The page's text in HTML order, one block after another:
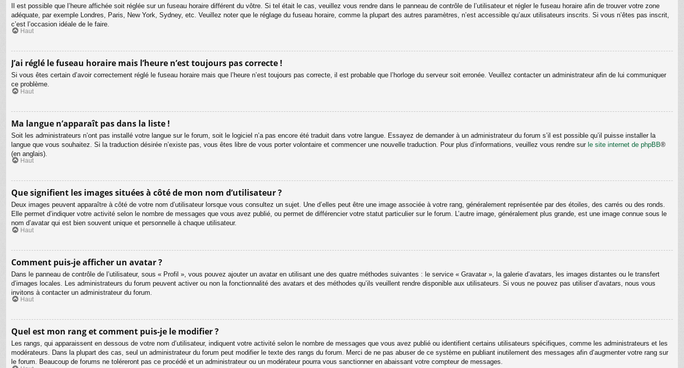
Il est possible que l’heure affichée soit réglée sur un fuseau horaire différent du vôtre. Si tel était le cas, veuillez vous rendre dans le panneau de contrôle de l’utilisateur et régler le fuseau horaire afin de trouver votre zone
adéquate, par exemple Londres, Paris, New York, Sydney, etc. Veuillez noter que le réglage du fuseau horaire, comme la plupart des autres paramètres, n’est accessible qu’aux utilisateurs inscrits. Si vous n’êtes pas inscrit,
c’est l’occasion idéale de le faire.
Haut
J’ai réglé le fuseau horaire mais l’heure n’est toujours pas correcte !
Si vous êtes certain d’avoir correctement réglé le fuseau horaire mais que l’heure n’est toujours pas correcte, il est probable que l’horloge du serveur soit erronée. Veuillez contacter un administrateur afin de lui communiquer
ce problème.
Haut
Ma langue n’apparaît pas dans la liste !
Soit les administrateurs n’ont pas installé votre langue sur le forum, soit le logiciel n’a pas encore été traduit dans votre langue. Essayez de demander à un administrateur du forum s’il est possible qu’il puisse installer la
langue que vous souhaitez. Si la traduction désirée n’existe pas, vous êtes libre de vous porter volontaire et commencer une nouvelle traduction. Pour plus d’informations, veuillez vous rendre sur le site internet de phpBB®
(en anglais).
Haut
Que signifient les images situées à côté de mon nom d’utilisateur ?
Deux images peuvent apparaître à côté de votre nom d’utilisateur lorsque vous consultez un sujet. Une d’elles peut être une image associée à votre rang, généralement représentée par des étoiles, des carrés ou des ronds.
Elle permet d’indiquer votre activité selon le nombre de messages que vous avez publié, ou permet de différencier votre statut particulier sur le forum. L’autre image, généralement plus grande, est une image connue sous le
nom d’avatar qui est bien souvent unique et personnelle à chaque utilisateur.
Haut
Comment puis-je afficher un avatar ?
Dans le panneau de contrôle de l’utilisateur, sous « Profil », vous pouvez ajouter un avatar en utilisant une des quatre méthodes suivantes : le service « Gravatar », la galerie d’avatars, les images distantes ou le transfert
d’images locales. Les administrateurs du forum peuvent activer ou non la fonctionnalité des avatars et des méthodes qu’ils veuillent rendre disponible aux utilisateurs. Si vous ne pouvez pas utiliser d’avatars, nous vous
invitons à contacter un administrateur du forum.
Haut
Quel est mon rang et comment puis-je le modifier ?
Les rangs, qui apparaissent en dessous de votre nom d’utilisateur, indiquent votre activité selon le nombre de messages que vous avez publié ou identifient certains utilisateurs spécifiques, comme les administrateurs et les
modérateurs. Dans la plupart des cas, seul un administrateur du forum peut modifier le texte des rangs du forum. Merci de ne pas abuser de ce système en publiant inutilement des messages afin d’augmenter votre rang sur
le forum. Beaucoup de forums ne toléreront pas ce procédé et un administrateur ou un modérateur pourra vous sanctionner en abaissant votre compteur de messages.